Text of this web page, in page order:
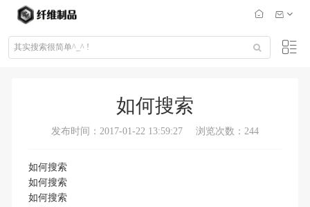
如何搜索
发布时间：2017-01-22 13:59:27 浏览次数：244
如何搜索
如何搜索
如何搜索